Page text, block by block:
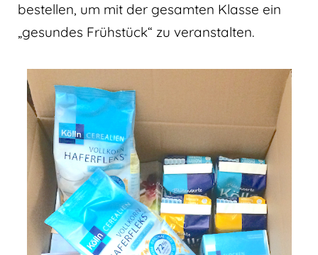
bestellen, um mit der gesamten Klasse ein
„gesundes Frühstück“ zu veranstalten.